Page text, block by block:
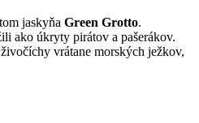
jaskyňa Green Grotto.
ako úkryty pirátov a pašerákov.
vrátane morských ježkov,